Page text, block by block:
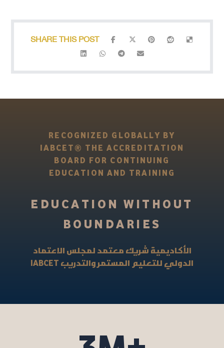
RECOGNIZED GLOBALLY BY
IABCET® THE ACCREDITATION
BOARD FOR CONTINUING
EDUCATION AND TRAINING
EDUCATION WITHOUT
BOUNDARIES
الأكاديمية شريك معتمد لمجلس الاعتماد
الدولي للتعليم المستمر والتدريب